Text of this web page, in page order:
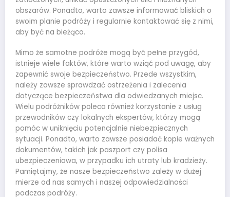
obszarów. Ponadto, warto zawsze informować bliskich o
swoim planie podróży i regularnie kontaktować się z nimi,
aby być na bieżąco.
Mimo że samotne podróże mogą być pełne przygód,
istnieje wiele faktów, które warto wziąć pod uwagę, aby
zapewnić swoje bezpieczeństwo. Przede wszystkim,
należy zawsze sprawdzać ostrzeżenia i zalecenia
dotyczące bezpieczeństwa dla odwiedzanych miejsc.
Wielu podróżników poleca również korzystanie z usług
przewodników czy lokalnych ekspertów, którzy mogą
pomóc w uniknięciu potencjalnie niebezpiecznych
sytuacji. Ponadto, warto zawsze posiadać kopie ważnych
dokumentów, takich jak paszport czy polisa
ubezpieczeniowa, w przypadku ich utraty lub kradzieży.
Pamiętajmy, że nasze bezpieczeństwo zależy w dużej
mierze od nas samych i naszej odpowiedzialności
podczas podróży.